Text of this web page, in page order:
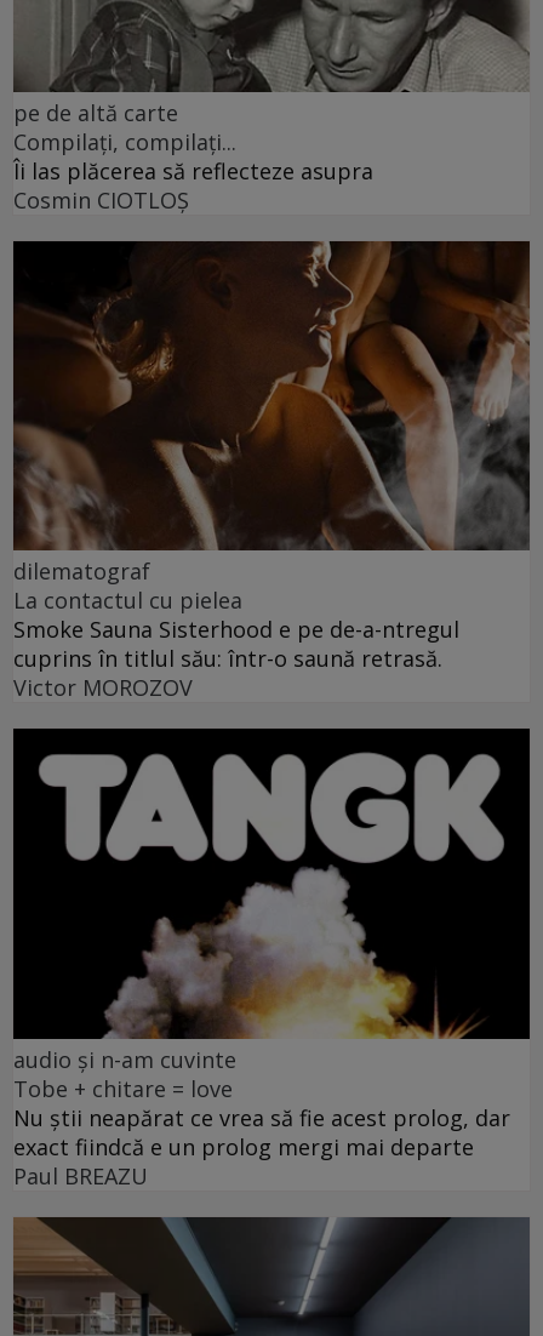
pe de altă carte
Compilați, compilați...
Îi las plăcerea să reflecteze asupra
Cosmin CIOTLOŞ
dilematograf
La contactul cu pielea
Smoke Sauna Sisterhood e pe de-a-ntregul
cuprins în titlul său: într-o saună retrasă.
Victor MOROZOV
audio și n-am cuvinte
Tobe + chitare = love
Nu știi neapărat ce vrea să fie acest prolog, dar
exact fiindcă e un prolog mergi mai departe
Paul BREAZU